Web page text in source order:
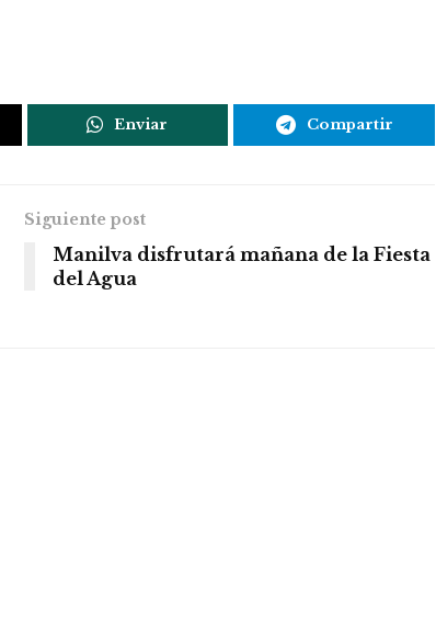
Enviar Compartir
Siguiente post
Manilva disfrutará mañana de la Fiesta
del Agua